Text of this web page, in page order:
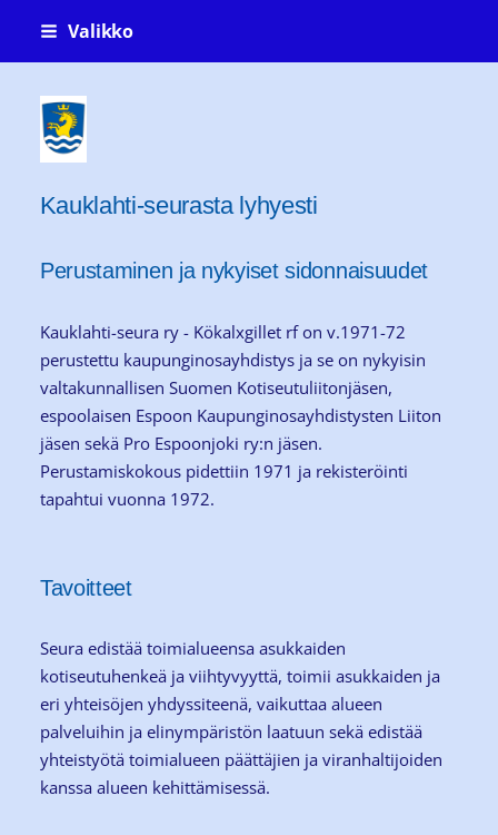
Siirry
Valikko
Kauklahti-seura ry Köklaxgillet rf
Kauklahti-seurasta lyhyesti
Perustaminen ja nykyiset sidonnaisuudet
Kauklahti-seura ry - Kökalxgillet rf on v.1971-72
perustettu kaupunginosayhdistys ja se on nykyisin
valtakunnallisen Suomen Kotiseutuliitonjäsen,
espoolaisen Espoon Kaupunginosayhdistysten Liiton
jäsen sekä Pro Espoonjoki ry:n jäsen.
Perustamiskokous pidettiin 1971 ja rekisteröinti
tapahtui vuonna 1972.
Tavoitteet
Seura edistää toimialueensa asukkaiden
kotiseutuhenkeä ja viihtyvyyttä, toimii asukkaiden ja
eri yhteisöjen yhdyssiteenä, vaikuttaa alueen
palveluihin ja elinympäristön laatuun sekä edistää
yhteistyötä toimialueen päättäjien ja viranhaltijoiden
kanssa alueen kehittämisessä.